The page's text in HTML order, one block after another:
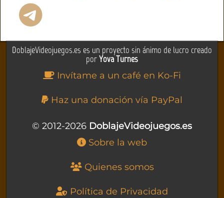
DoblajeVideojuegos.es es un proyecto sin ánimo de lucro creado
porYova Turnes
Invítame a un café en Ko-Fi
Haz una donación vía PayPal
© 2012-2026 DoblajeVideojuegos.es
Sobre la web
Quienes somos
Política de Privacidad